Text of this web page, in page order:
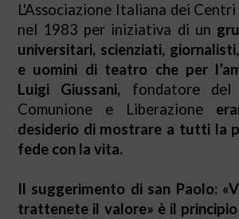
L'Associazione Italiana dei
nel 1983 per iniziativa di un
universitari, scienziati,
e uomini di teatro che per
Luigi Giussani, fondatore del
Comunione e Liberazione
desiderio di mostrare a tutti la
fede con la vita.
Il suggerimento di san Paolo:
trattenete il valore» è il